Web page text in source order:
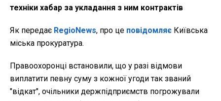
техніки хабар за укладання з ним контрактів
Як передає RegioNews, про це повідомляє Київська
міська прокуратура.
Правоохоронці встановили, що у разі відмови
виплатити певну суму з кожної угоди так званий
"відкат", очільники держпідприємств погрожували